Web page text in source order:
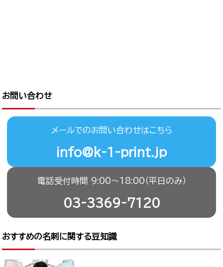
お問い合わせ
メールでのお問い合わせはこちら
info@k-1-print.jp
電話受付時間 9:00〜18:00（平日のみ）
03-3369-7120
おすすめの名刺に関する豆知識